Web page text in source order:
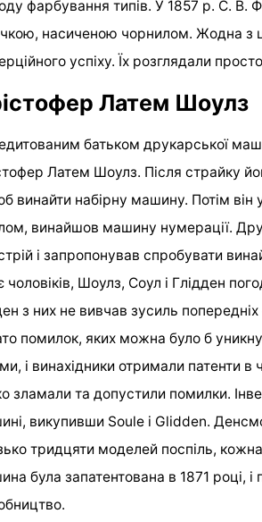
фарбування типів. У 1857 р. С.
насиченою чорнилом. Жодна з
успіху. Їх розглядали
Латем Шоулз
батьком друкарської
Латем Шоулз. Після страйку
винайти набірну машину. Потім
винайшов машину нумерації.
і запропонував спробувати
чоловіків, Шоулз, Соул і Глідден
з них не вивчав зусиль
помилок, яких можна було б
і винахідники отримали патенти в
зламали та допустили помилки.
викупивши Soule і Glidden.
тридцяти моделей поспіль,
була запатентована в 1871 році, і